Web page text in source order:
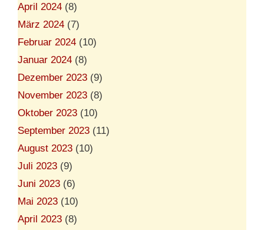
April 2024 (8)
März 2024 (7)
Februar 2024 (10)
Januar 2024 (8)
Dezember 2023 (9)
November 2023 (8)
Oktober 2023 (10)
September 2023 (11)
August 2023 (10)
Juli 2023 (9)
Juni 2023 (6)
Mai 2023 (10)
April 2023 (8)